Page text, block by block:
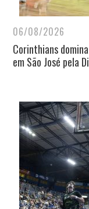
06/08/2026
Corinthians
em São José pela